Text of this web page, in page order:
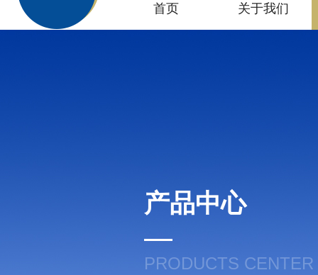
首页 关于我们
产品中心
PRODUCTS CENTER